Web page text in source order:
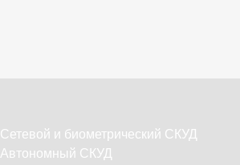
Сетевой и биометрический СКУД
Автономный СКУД